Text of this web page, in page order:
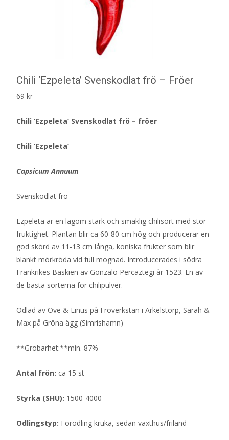
Chili ‘Ezpeleta’ Svenskodlat frö – Fröer
69 kr
Chili ‘Ezpeleta’ Svenskodlat frö – fröer
Chili ‘Ezpeleta’
Capsicum Annuum
Svenskodlat frö
Ezpeleta är en lagom stark och smaklig chilisort med stor
fruktighet. Plantan blir ca 60-80 cm hög och producerar en
god skörd av 11-13 cm långa, koniska frukter som blir
blankt mörkröda vid full mognad. Introducerades i södra
Frankrikes Baskien av Gonzalo Percaztegi år 1523. En av
de bästa sorterna för chilipulver.
Odlad av Ove & Linus på Fröverkstan i Arkelstorp, Sarah &
Max på Gröna ägg (Simrishamn)
**Grobarhet:**min. 87%
Antal frön: ca 15 st
Styrka (SHU): 1500-4000
Odlingstyp: Förodling kruka, sedan växthus/friland